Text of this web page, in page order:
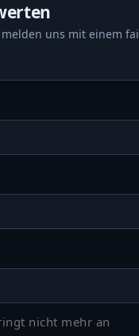
uns mit einem